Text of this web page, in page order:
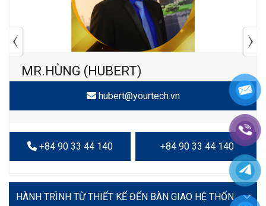
MR.HÙNG (HUBERT)
hubert@yourtech.vn
+84 90 33 44 140 +84 90 33 44 140
VIDEO